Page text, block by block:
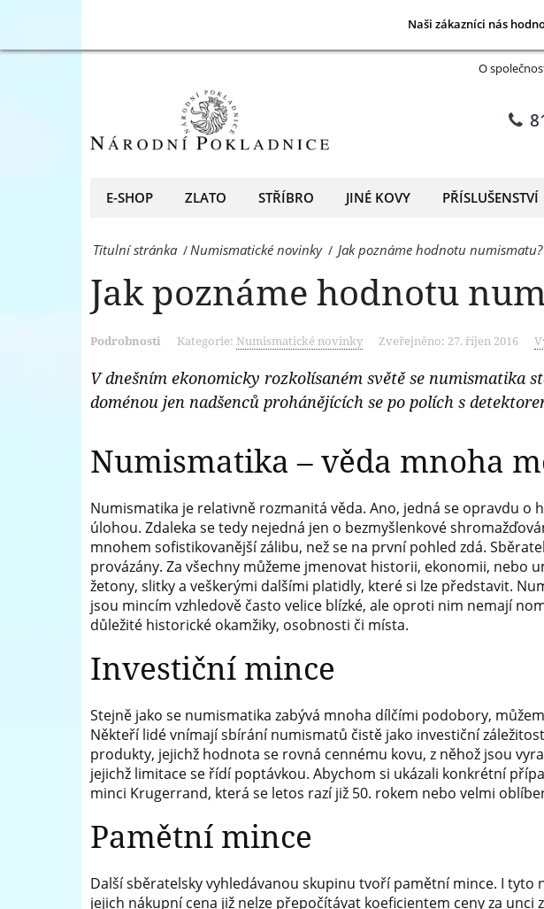
Naši zákazníci nás
Národní
přední
evropský
prodejce
mincí
a
O
E-SHOP ZLATO STŘÍBRO JINÉ KOVY PŘÍSLUŠENSTVÍ
Titulní stránka /Numismatické novinky / Jak poznáme hodnotu numismatu?
Jak poznáme hodnotu
Podrobnosti Kategorie: Numismatické novinky Zveřejněno: 27. říjen 2016
V dnešním ekonomicky rozkolísaném světě se numismatika
doménou jen nadšenců prohánějících se po polích s
Numismatika – věda mnoha
Numismatika je relativně rozmanitá věda. Ano, jedná se opravdu
úlohou. Zdaleka se tedy nejedná jen o bezmyšlenkové
mnohem sofistikovanější zálibu, než se na první pohled zdá.
provázány. Za všechny můžeme jmenovat historii, ekonomii, nebo
žetony, slitky a veškerými dalšími platidly, které si lze představit.
jsou mincím vzhledově často velice blízké, ale oproti nim nemají
důležité historické okamžiky, osobnosti či místa.
Investiční mince
Stejně jako se numismatika zabývá mnoha dílčími podobory,
Někteří lidé vnímají sbírání numismatů čistě jako investiční
produkty, jejichž hodnota se rovná cennému kovu, z něhož jsou
jejichž limitace se řídí poptávkou. Abychom si ukázali konkrétní
minci Krugerrand, která se letos razí již 50. rokem nebo velmi
Pamětní mince
Další sběratelsky vyhledávanou skupinu tvoří pamětní mince. I tyto
jejich nákupní cena již nelze přepočítávat koeficientem ceny za
Naši zákazníci nás
-
prodejce
medailí